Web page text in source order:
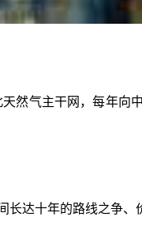
然气主干网，每年向
长达十年的路线之争、